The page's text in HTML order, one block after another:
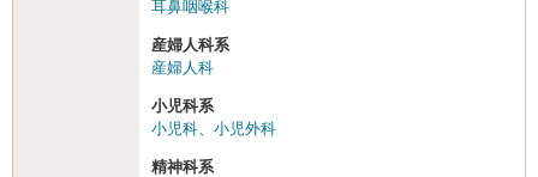
耳鼻咽喉科
産婦人科系
産婦人科
小児科系
小児科
小児外科
精神科系